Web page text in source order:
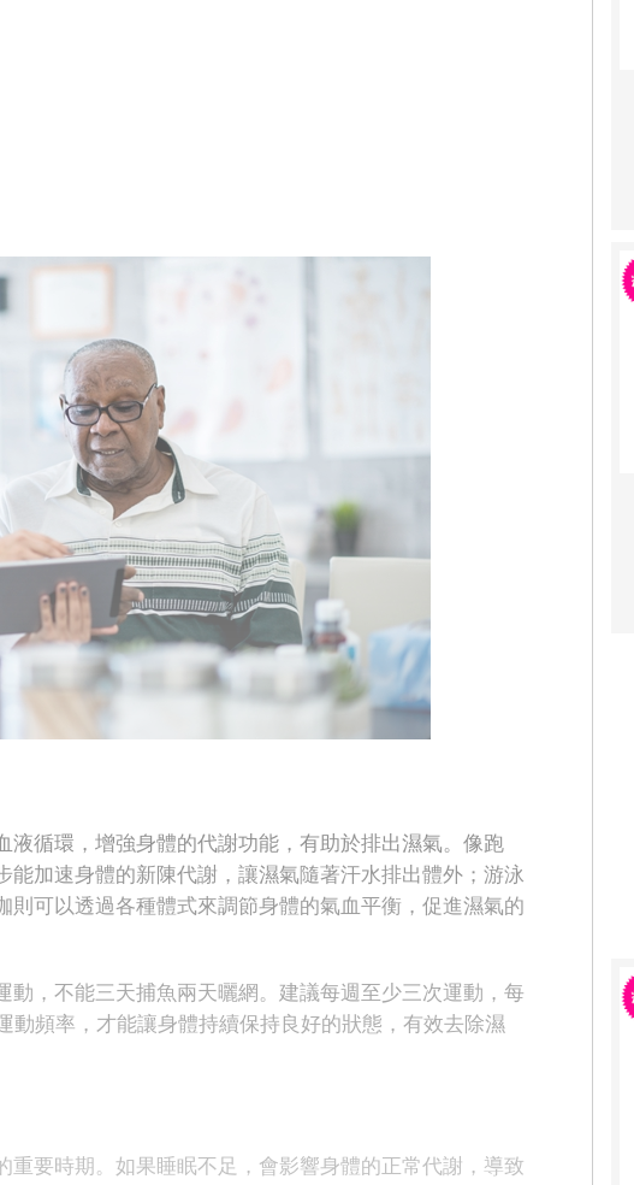
循環，增強身體的代謝功能，有助於排出濕氣。像跑
加速身體的新陳代謝，讓濕氣隨著汗水排出體外；游泳
可以透過各種體式來調節身體的氣血平衡，促進濕氣的
，不能三天捕魚兩天曬網。建議每週至少三次運動，每
動頻率，才能讓身體持續保持良好的狀態，有效去除濕
要時期。如果睡眠不足，會影響身體的正常代謝，導致